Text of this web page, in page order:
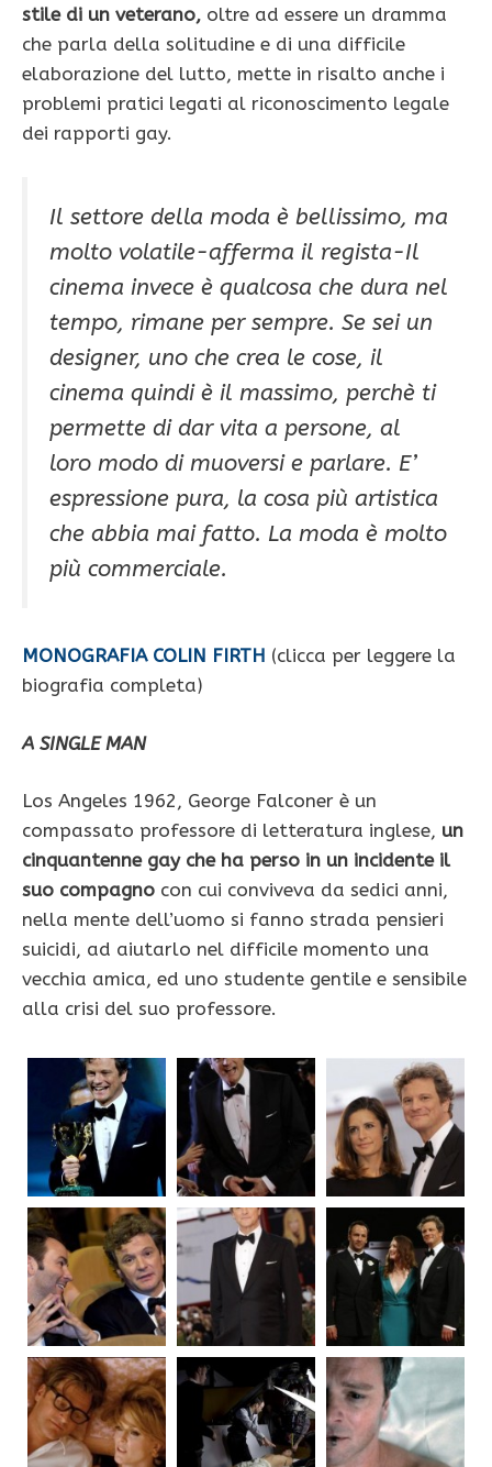
stile di un veterano, oltre ad essere un dramma
che parla della solitudine e di una difficile
elaborazione del lutto, mette in risalto anche i
problemi pratici legati al riconoscimento legale
dei rapporti gay.
Il settore della moda è bellissimo, ma
molto volatile-afferma il regista-Il
cinema invece è qualcosa che dura nel
tempo, rimane per sempre. Se sei un
designer, uno che crea le cose, il
cinema quindi è il massimo, perchè ti
permette di dar vita a persone, al
loro modo di muoversi e parlare. E’
espressione pura, la cosa più artistica
che abbia mai fatto. La moda è molto
più commerciale.
MONOGRAFIA COLIN FIRTH (clicca per leggere la
biografia completa)
A SINGLE MAN
Los Angeles 1962, George Falconer è un
compassato professore di letteratura inglese, un
cinquantenne gay che ha perso in un incidente il
suo compagno con cui conviveva da sedici anni,
nella mente dell’uomo si fanno strada pensieri
suicidi, ad aiutarlo nel difficile momento una
vecchia amica, ed uno studente gentile e sensibile
alla crisi del suo professore.